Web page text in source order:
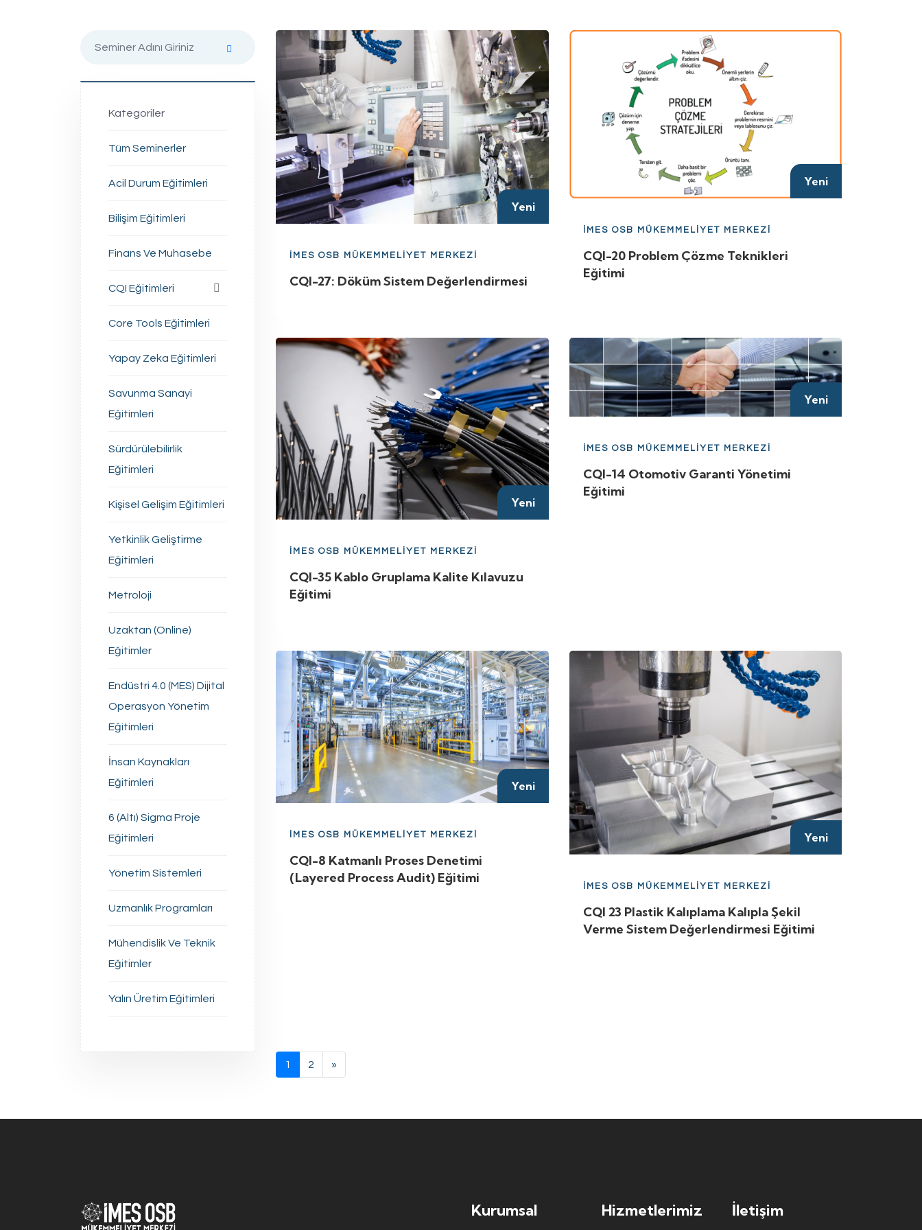
Kategoriler
Tüm Seminerler
Acil Durum Eğitimleri
Bilişim Eğitimleri
Finans Ve Muhasebe
CQI Eğitimleri
Core Tools Eğitimleri
Yapay Zeka Eğitimleri
Savunma Sanayi
Eğitimleri
Sürdürülebilirlik
Eğitimleri
Kişisel Gelişim Eğitimleri
Yetkinlik Geliştirme
Eğitimleri
Metroloji
Uzaktan (Online)
Eğitimler
Endüstri 4.0 (MES) Dijital
Operasyon Yönetim
Eğitimleri
İnsan Kaynakları
Eğitimleri
6 (Altı) Sigma Proje
Eğitimleri
Yönetim Sistemleri
Uzmanlık Programları
Mühendislik Ve Teknik
Eğitimler
Yalın Üretim Eğitimleri
Yeni
İMES OSB MÜKEMMELİYET MERKEZİ
CQI-27: Döküm Sistem Değerlendirmesi
Yeni
İMES OSB MÜKEMMELİYET MERKEZİ
CQI-20 Problem Çözme Teknikleri
Eğitimi
Yeni
İMES OSB MÜKEMMELİYET MERKEZİ
CQI-35 Kablo Gruplama Kalite Kılavuzu
Eğitimi
Yeni
İMES OSB MÜKEMMELİYET MERKEZİ
CQI-14 Otomotiv Garanti Yönetimi
Eğitimi
Yeni
İMES OSB MÜKEMMELİYET MERKEZİ
CQI-8 Katmanlı Proses Denetimi
(Layered Process Audit) Eğitimi
Yeni
İMES OSB MÜKEMMELİYET MERKEZİ
CQI 23 Plastik Kalıplama Kalıpla Şekil
Verme Sistem Değerlendirmesi Eğitimi
1 2 »
Kurumsal Hizmetlerimiz İletişim